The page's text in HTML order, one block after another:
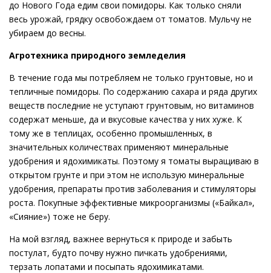
до Нового Года едим свои помидоры. Как только сняли
весь урожай, грядку освобождаем от томатов. Мульчу не
убираем до весны.
Агротехника природного земледелия
В течение года мы потребляем не только грунтовые, но и
тепличные помидоры. По содержанию сахара и ряда других
веществ последние не уступают грунтовым, но витаминов
содержат меньше, да и вкусовые качества у них хуже. К
тому же в теплицах, особенно промышленных, в
значительных количествах применяют минеральные
удобрения и ядохимикаты. Поэтому я томаты выращиваю в
открытом грунте и при этом не использую минеральные
удобрения, препараты против заболевания и стимуляторы
роста. Покупные эффективные микроорганизмы («Байкал»,
«Сияние») тоже не беру.
На мой взгляд, важнее вернуться к природе и забыть
постулат, будто почву нужно пичкать удобрениями,
терзать лопатами и посыпать ядохимикатами.